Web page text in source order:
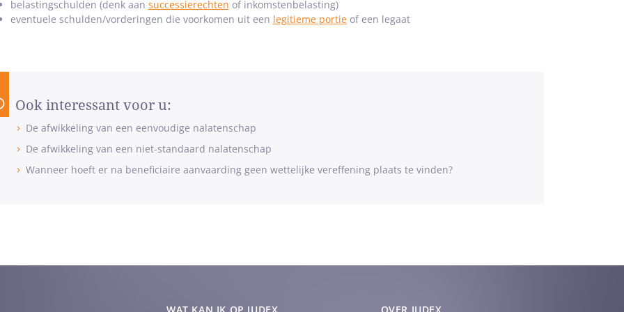
belastingschulden (denk aan successierechten of inkomstenbelasting)
eventuele schulden/vorderingen die voorkomen uit een legitieme portieof een legaat
Ook interessant voor u:
De afwikkeling van een eenvoudige nalatenschap
De afwikkeling van een niet-standaard nalatenschap
Wanneer hoeft er na beneficiaire aanvaarding geen wettelijke vereffening plaats te vinden?